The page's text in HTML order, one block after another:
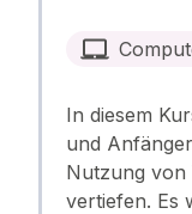
In diesem
und
Nutzung von
vertiefen. Es